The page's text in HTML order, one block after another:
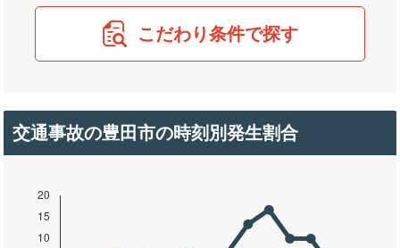
こだわり条件で探す
交通事故の豊田市の時刻別発生割合